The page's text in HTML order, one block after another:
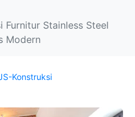
Furnitur Stainless Steel
Modern
Konstruksi